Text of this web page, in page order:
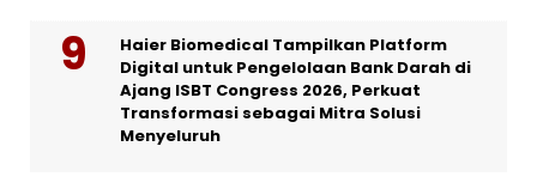
Haier Biomedical Tampilkan Platform
Digital untuk Pengelolaan Bank Darah di
Ajang ISBT Congress 2026, Perkuat
Transformasi sebagai Mitra Solusi
Menyeluruh